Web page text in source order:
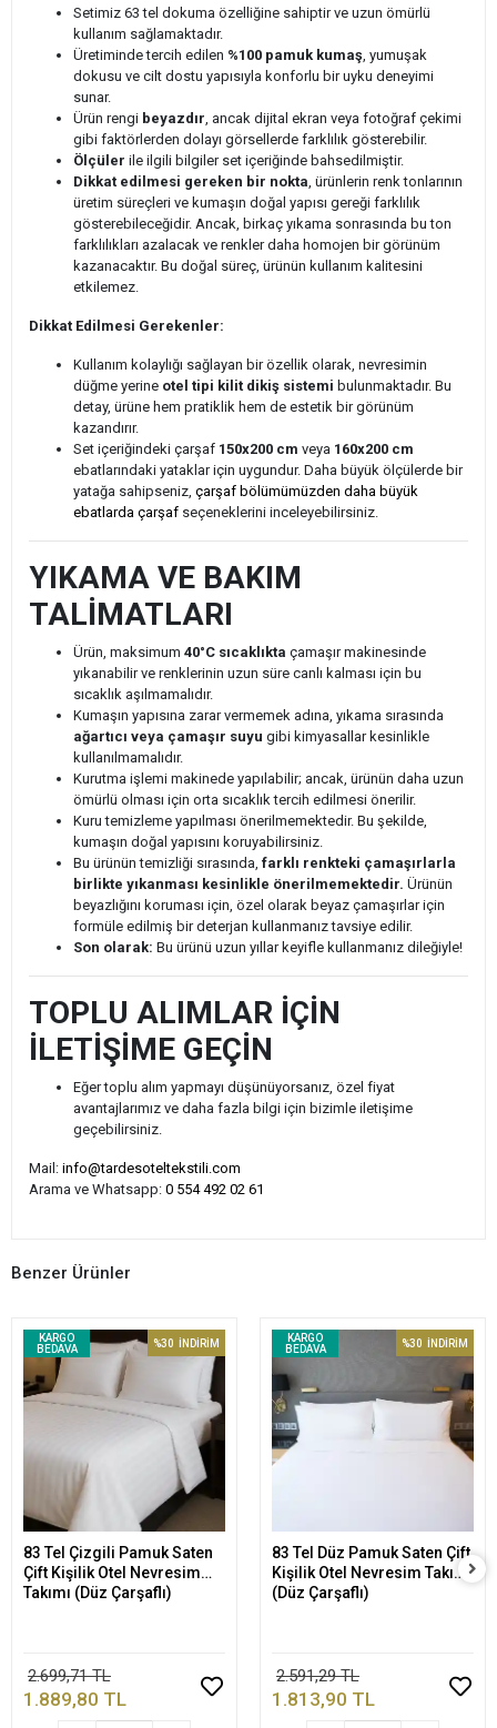
Setimiz 63 tel dokuma özelliğine sahiptir ve uzun ömürlü
kullanım sağlamaktadır.
Üretiminde tercih edilen %100 pamuk kumaş, yumuşak
dokusu ve cilt dostu yapısıyla konforlu bir uyku deneyimi
sunar.
Ürün rengi beyazdır, ancak dijital ekran veya fotoğraf çekimi
gibi faktörlerden dolayı görsellerde farklılık gösterebilir.
Ölçüler ile ilgili bilgiler set içeriğinde bahsedilmiştir.
Dikkat edilmesi gereken bir nokta, ürünlerin renk tonlarının
üretim süreçleri ve kumaşın doğal yapısı gereği farklılık
gösterebileceğidir. Ancak, birkaç yıkama sonrasında bu ton
farklılıkları azalacak ve renkler daha homojen bir görünüm
kazanacaktır. Bu doğal süreç, ürünün kullanım kalitesini
etkilemez.
Dikkat Edilmesi Gerekenler:
Kullanım kolaylığı sağlayan bir özellik olarak, nevresimin
düğme yerine otel tipi kilit dikiş sistemi bulunmaktadır. Bu
detay, ürüne hem pratiklik hem de estetik bir görünüm
kazandırır.
Set içeriğindeki çarşaf 150x200 cm veya 160x200 cm
ebatlarındaki yataklar için uygundur. Daha büyük ölçülerde bir
yatağa sahipseniz, çarşaf bölümümüzden daha büyük
ebatlarda çarşaf seçeneklerini inceleyebilirsiniz.
YIKAMA VE BAKIM
TALİMATLARI
Ürün, maksimum 40°C sıcaklıkta çamaşır makinesinde
yıkanabilir ve renklerinin uzun süre canlı kalması için bu
sıcaklık aşılmamalıdır.
Kumaşın yapısına zarar vermemek adına, yıkama sırasında
ağartıcı veya çamaşır suyu gibi kimyasallar kesinlikle
kullanılmamalıdır.
Kurutma işlemi makinede yapılabilir; ancak, ürünün daha uzun
ömürlü olması için orta sıcaklık tercih edilmesi önerilir.
Kuru temizleme yapılması önerilmemektedir. Bu şekilde,
kumaşın doğal yapısını koruyabilirsiniz.
Bu ürünün temizliği sırasında, farklı renkteki çamaşırlarla
birlikte yıkanması kesinlikle önerilmemektedir. Ürünün
beyazlığını koruması için, özel olarak beyaz çamaşırlar için
formüle edilmiş bir deterjan kullanmanız tavsiye edilir.
Son olarak: Bu ürünü uzun yıllar keyifle kullanmanız dileğiyle!
TOPLU ALIMLAR İÇİN
İLETİŞİME GEÇİN
Eğer toplu alım yapmayı düşünüyorsanız, özel fiyat
avantajlarımız ve daha fazla bilgi için bizimle iletişime
geçebilirsiniz.
Mail: info@tardesoteltekstili.com
Arama ve Whatsapp: 0 554 492 02 61
Benzer Ürünler
KARGO
BEDAVA
%30 İNDİRİM
Sepete Ekle
83 Tel Çizgili Pamuk Saten
Çift Kişilik Otel Nevresim
Takımı (Düz Çarşaflı)
2.699,71 TL
1.889,80 TL
KARGO
BEDAVA
%30 İNDİRİM
Sepete Ekle
83 Tel Düz Pamuk Saten Çift
Kişilik Otel Nevresim Takımı
(Düz Çarşaflı)
2.591,29 TL
1.813,90 TL